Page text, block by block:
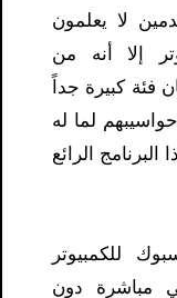
لا يعلمون
إلا أنه من
فئة كبيرة جداً
لما له
الرائع
للكمبيوتر
مباشرة دون